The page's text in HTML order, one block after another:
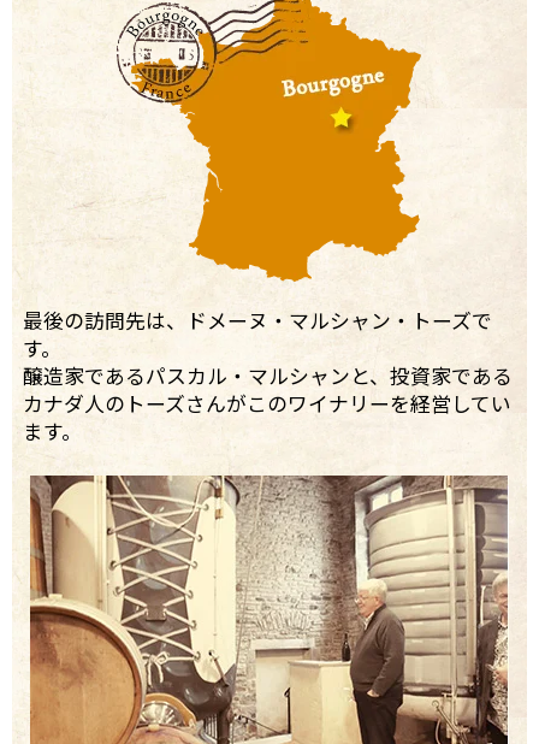
最後の訪問先は、ドメーヌ・マルシャン・トーズで
す。
醸造家であるパスカル・マルシャンと、投資家である
カナダ人のトーズさんがこのワイナリーを経営してい
ます。